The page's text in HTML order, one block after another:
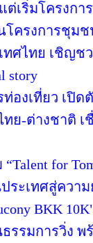
เริ่มโครงกา
โครงการชุมช
ทศไทย เชิญช
story
งเที่ยว เปิดตั
ย-ต่างชาติ เ
for
ระเทศสู่ควา
BKK
รมการวิ่ง พ